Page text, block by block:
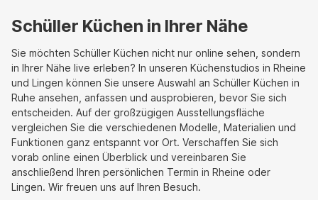
Schüller Küchen in Ihrer Nähe
Sie möchten Schüller Küchen nicht nur online sehen, sondern
in Ihrer Nähe live erleben? In unseren Küchenstudios in Rheine
und Lingen können Sie unsere Auswahl an Schüller Küchen in
Ruhe ansehen, anfassen und ausprobieren, bevor Sie sich
entscheiden. Auf der großzügigen Ausstellungsfläche
vergleichen Sie die verschiedenen Modelle, Materialien und
Funktionen ganz entspannt vor Ort. Verschaffen Sie sich
vorab online einen Überblick und vereinbaren Sie
anschließend Ihren persönlichen Termin in Rheine oder
Lingen. Wir freuen uns auf Ihren Besuch.